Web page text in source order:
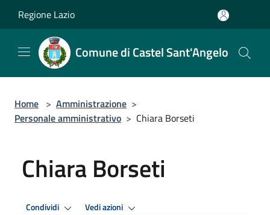
Regione Lazio
Comune di Castel Sant'Angelo
Home > Amministrazione >
Personale amministrativo > Chiara Borseti
Chiara Borseti
Condividi Vedi azioni